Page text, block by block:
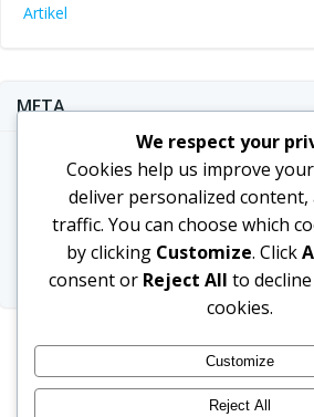
Artikel
META
Entries feed
Comments feed
WordPress.org
We respect your
Cookies help us improve
deliver personalized content,
traffic. You can choose which
by clicking Customize. Click
consent or Reject All to
cookies.
Customize
Reject All